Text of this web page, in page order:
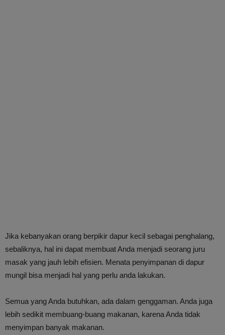
Jika kebanyakan orang berpikir dapur kecil sebagai penghalang,
sebaliknya, hal ini dapat membuat Anda menjadi seorang juru
masak yang jauh lebih efisien. Menata penyimpanan di dapur
mungil bisa menjadi hal yang perlu anda lakukan.
Semua yang Anda butuhkan, ada dalam genggaman. Anda juga
lebih sedikit membuang-buang makanan, karena Anda tidak
menyimpan banyak makanan.